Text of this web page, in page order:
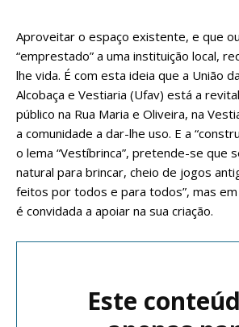
Aproveitar o espaço existente, e que
“emprestado” a uma instituição local,
lhe vida. É com esta ideia que a União
Alcobaça e Vestiaria (Ufav) está a
público na Rua Maria e Oliveira, na
a comunidade a dar-lhe uso. E a
o lema “Vestíbrinca”, pretende-se que
natural para brincar, cheio de jogos
feitos por todos e para todos”, mas
é convidada a apoiar na sua criação.
Este